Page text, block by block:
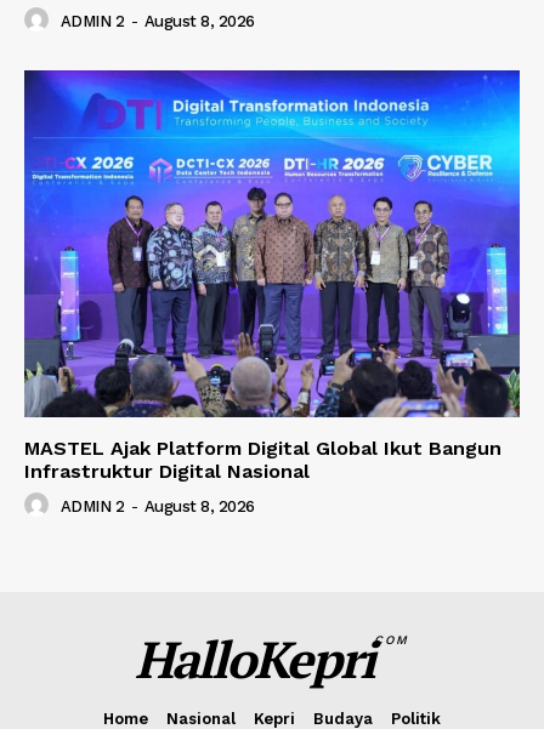
ADMIN 2 - August 8, 2026
MASTEL Ajak Platform Digital Global Ikut Bangun
Infrastruktur Digital Nasional
ADMIN 2 - August 8, 2026
HalloKepriCOM
Home Nasional Kepri Budaya Politik